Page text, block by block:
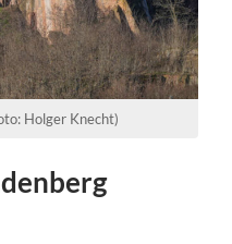
Holger Knecht)